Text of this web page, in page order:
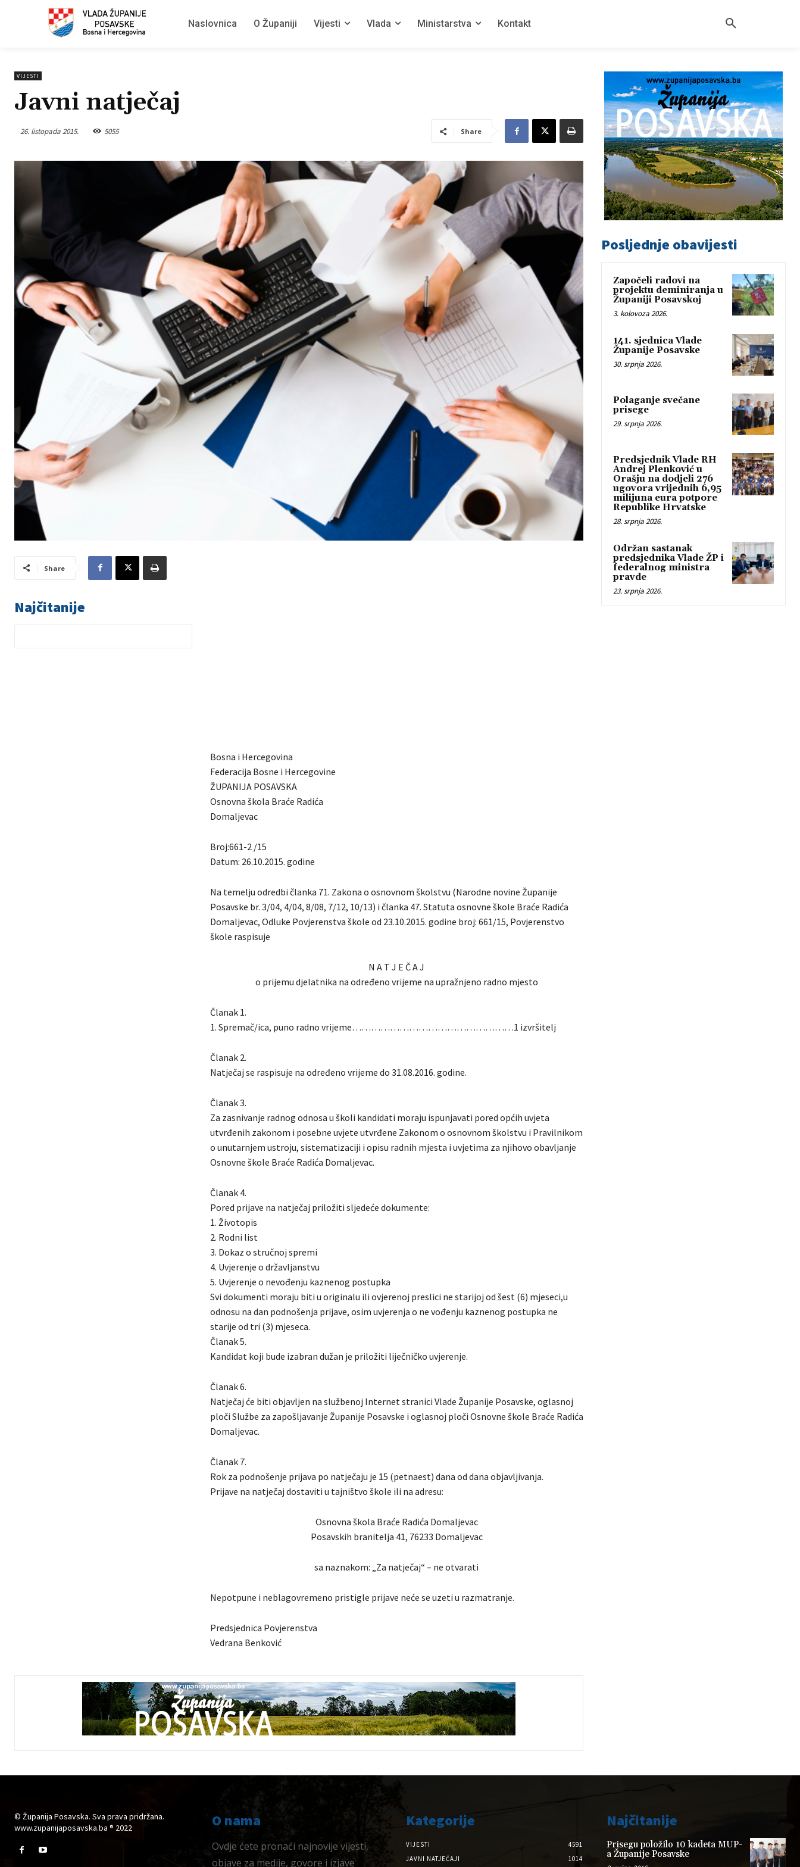
Naslovnica O Županiji Vijesti Vlada Ministarstva Kontakt
VIJESTI
Javni natječaj
26. listopada 2015. 5055 Share
Share
Najčitanije
Bosna i Hercegovina
Federacija Bosne i Hercegovine
ŽUPANIJA POSAVSKA
Osnovna škola Braće Radića
Domaljevac
Broj:661-2 /15
Datum: 26.10.2015. godine
Na temelju odredbi članka 71. Zakona o osnovnom školstvu (Narodne novine Županije
Posavske br. 3/04, 4/04, 8/08, 7/12, 10/13) i članka 47. Statuta osnovne škole Braće Radića
Domaljevac, Odluke Povjerenstva škole od 23.10.2015. godine broj: 661/15, Povjerenstvo
škole raspisuje
N A T J E Č A J
o prijemu djelatnika na određeno vrijeme na upražnjeno radno mjesto
Članak 1.
1. Spremač/ica, puno radno vrijeme……………………………………………1 izvršitelj
Članak 2.
Natječaj se raspisuje na određeno vrijeme do 31.08.2016. godine.
Članak 3.
Za zasnivanje radnog odnosa u školi kandidati moraju ispunjavati pored općih uvjeta
utvrđenih zakonom i posebne uvjete utvrđene Zakonom o osnovnom školstvu i Pravilnikom
o unutarnjem ustroju, sistematizaciji i opisu radnih mjesta i uvjetima za njihovo obavljanje
Osnovne škole Braće Radića Domaljevac.
Članak 4.
Pored prijave na natječaj priložiti sljedeće dokumente:
1. Životopis
2. Rodni list
3. Dokaz o stručnoj spremi
4. Uvjerenje o državljanstvu
5. Uvjerenje o nevođenju kaznenog postupka
Svi dokumenti moraju biti u originalu ili ovjerenoj preslici ne starijoj od šest (6) mjeseci,u
odnosu na dan podnošenja prijave, osim uvjerenja o ne vođenju kaznenog postupka ne
starije od tri (3) mjeseca.
Članak 5.
Kandidat koji bude izabran dužan je priložiti liječničko uvjerenje.
Članak 6.
Natječaj će biti objavljen na službenoj Internet stranici Vlade Županije Posavske, oglasnoj
ploči Službe za zapošljavanje Županije Posavske i oglasnoj ploči Osnovne škole Braće Radića
Domaljevac.
Članak 7.
Rok za podnošenje prijava po natječaju je 15 (petnaest) dana od dana objavljivanja.
Prijave na natječaj dostaviti u tajništvo škole ili na adresu:
Osnovna škola Braće Radića Domaljevac
Posavskih branitelja 41, 76233 Domaljevac
sa naznakom: „Za natječaj“ – ne otvarati
Nepotpune i neblagovremeno pristigle prijave neće se uzeti u razmatranje.
Predsjednica Povjerenstva
Vedrana Benković
Posljednje obavijesti
Započeli radovi na
projektu deminiranja u
Županiji Posavskoj
3. kolovoza 2026.
141. sjednica Vlade
Županije Posavske
30. srpnja 2026.
Polaganje svečane
prisege
29. srpnja 2026.
Predsjednik Vlade RH
Andrej Plenković u
Orašju na dodjeli 276
ugovora vrijednih 6,95
milijuna eura potpore
Republike Hrvatske
28. srpnja 2026.
Održan sastanak
predsjednika Vlade ŽP i
federalnog ministra
pravde
23. srpnja 2026.
© Županija Posavska. Sva prava pridržana.
www.zupanijaposavska.ba ® 2022
O nama
Ovdje ćete pronaći najnovije vijesti,
objave za medije, govore i izjave
Kategorije
VIJESTI
4591
JAVNI NATJEČAJI
1014
Najčitanije
Prisegu položilo 10 kadeta MUP-
a Županije Posavske